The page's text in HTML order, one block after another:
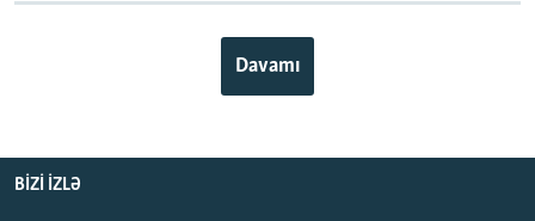
Davamı
BIZI IZLƏ